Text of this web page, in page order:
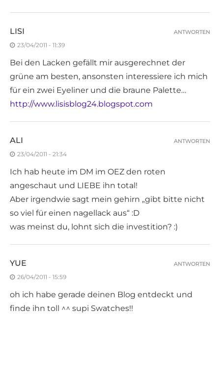
LISI
23/04/2011 - 11:39
Bei den Lacken gefällt mir ausgerechnet der
grüne am besten, ansonsten interessiere ich mich
für ein zwei Eyeliner und die braune Palette…
http://www.lisisblog24.blogspot.com
ANTWORTEN
ALI
23/04/2011 - 21:34
Ich hab heute im DM im OEZ den roten
angeschaut und LIEBE ihn total!
Aber irgendwie sagt mein gehirn „gibt bitte nicht
so viel für einen nagellack aus“ :D
was meinst du, lohnt sich die investition? :)
ANTWORTEN
YUE
26/04/2011 - 15:59
oh ich habe gerade deinen Blog entdeckt und
finde ihn toll ^^ supi Swatches!!
ANTWORTEN